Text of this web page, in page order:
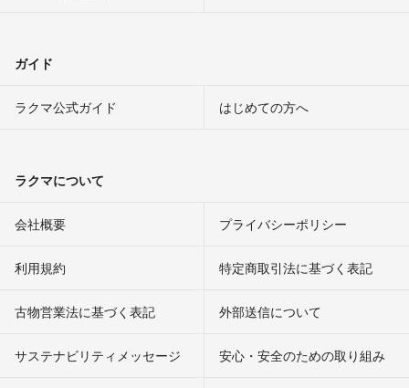
ガイド
ラクマ公式ガイド はじめての方へ
ラクマについて
会社概要 プライバシーポリシー
利用規約 特定商取引法に基づく表記
古物営業法に基づく表記 外部送信について
サステナビリティメッセージ 安心・安全のための取り組み